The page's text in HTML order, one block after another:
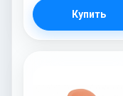
Купить